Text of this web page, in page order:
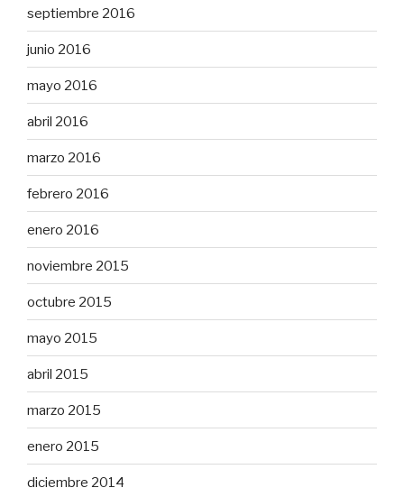
septiembre 2016
junio 2016
mayo 2016
abril 2016
marzo 2016
febrero 2016
enero 2016
noviembre 2015
octubre 2015
mayo 2015
abril 2015
marzo 2015
enero 2015
diciembre 2014